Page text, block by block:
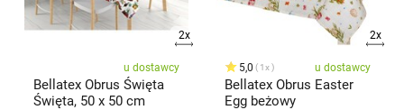
2x
u dostawcy
Bellatex Obrus Święta
Święta, 50 x 50 cm
2x
5,0 1x u dostawcy
Bellatex Obrus Easter
Egg beżowy